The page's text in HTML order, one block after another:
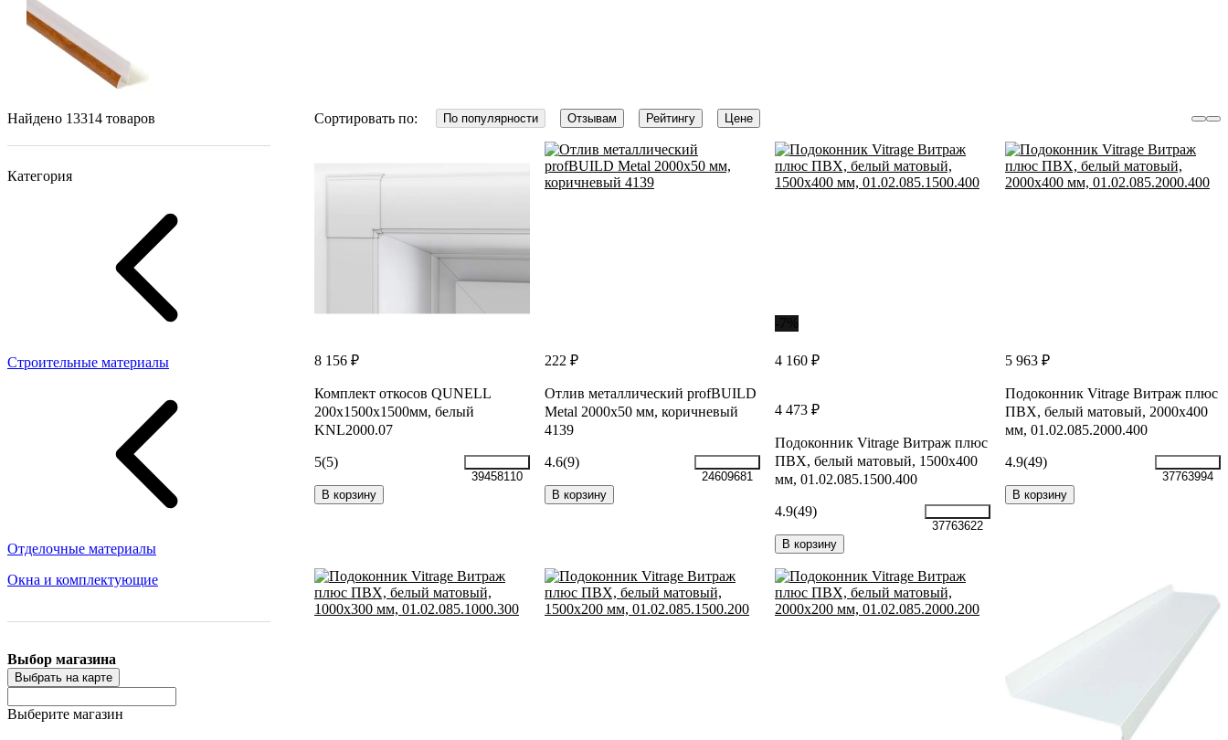
Найдено 13314 товаров
Категория
Строительные материалы
Отделочные материалы
Окна и комплектующие
Выбор магазина
Выбрать на карте
Выберите магазин
Сортировать по: По популярности Отзывам Рейтингу Цене
8 156 ₽
Комплект откосов QUNELL
200x1500x1500мм, белый
KNL2000.07
5(5)
39458110
В корзину
222 ₽
Отлив металлический profBUILD
Metal 2000х50 мм, коричневый
4139
4.6(9)
24609681
В корзину
4 160 ₽
4 473 ₽
Подоконник Vitrage Витраж плюс
ПВХ, белый матовый, 1500x400
мм, 01.02.085.1500.400
4.9(49)
37763622
В корзину
5 963 ₽
Подоконник Vitrage Витраж плюс
ПВХ, белый матовый, 2000x400
мм, 01.02.085.2000.400
4.9(49)
37763994
В корзину